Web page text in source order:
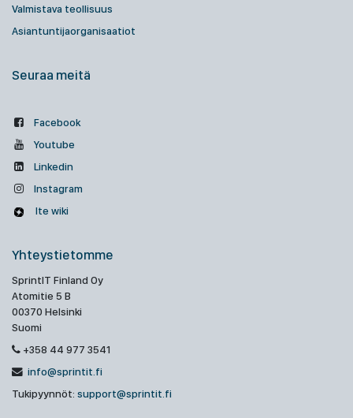
Valmistava teollisuus
Asiantuntijaorganisaatiot
Seuraa meitä
Facebook
Youtube
Linkedin
Instagram
Ite wiki
Yhteystietomme
SprintIT Finland Oy
Atomitie 5 B
00370 Helsinki
Suomi
+358 44 977 3541
info@sprintit.fi
Tukipyynnöt: support@sprintit.fi